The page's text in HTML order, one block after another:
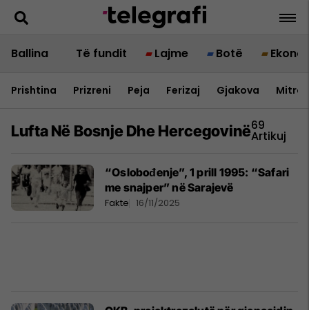
Ballina Të fundit Lajme Botë
Prishtina Prizreni Peja Ferizaj Gjakova
Lufta Në Bosnje Dhe Hercegovinë69
Artikuj
“Oslobođenje”, 1 prill 1995: “Safari
me snajper” në Sarajevë
Fakte 16/11/2025